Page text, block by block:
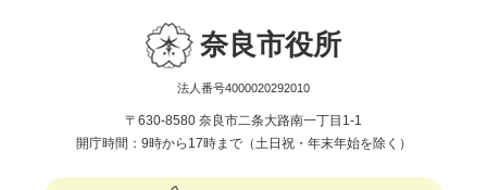
奈良市役所
法人番号4000020292010
〒630-8580 奈良市二条大路南一丁目1-1
開庁時間：9時から17時まで（土日祝・年末年始を除く）